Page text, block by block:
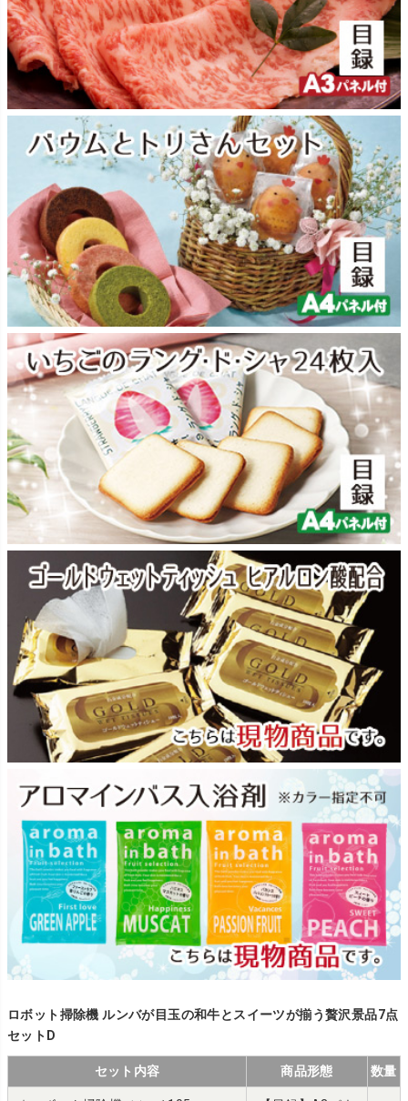
ロボット掃除機 ルンバが目玉の和牛とスイーツが揃う贅沢景品7点
セットD
セット内容 商品形態 数量